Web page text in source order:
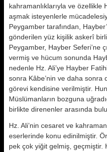
kahramanlıklarıyla ve özellikle
aşmak isteyenlerle
Peygamber tarafından,
gönderilen yüz kişilik askerî
Peygamber, Hayber Seferi’ne
vermiş ve hücum sonunda
nedenle Hz. Ali’ye Hayber
sonra Kâbe’nin ve daha sonra
görevi kendisine verilmiştir.
Müslümanların bozguna
birlikte direnenler arasında
Hz. Ali’nin cesaret ve
eserlerinde konu edinilmiştir.
pek çok yiğit gelmiş, geçmiştir.